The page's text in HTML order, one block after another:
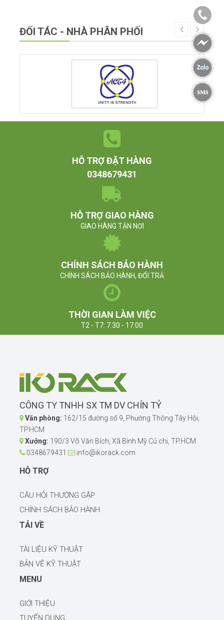
ĐỐI TÁC - NHÀ PHÂN PHỐI
HỖ TRỢ ĐẶT HÀNG
0348679431
HỖ TRỢ GIAO HÀNG
GIAO HÀNG TẬN NƠI
CHÍNH SÁCH BẢO HÀNH
CHÍNH SÁCH BẢO HÀNH, ĐỔI TRẢ
THỜI GIAN LÀM VIỆC
T2 - T7: 7.30 - 17.00
CÔNG TY TNHH SX TM DV CHÍN TỶ
Văn phòng: 162/15 đường số 9, Phường Thông Tây Hội,
TP.HCM
Xưởng: 190/3 Võ Văn Bích, Xã Bình Mỹ Củ chi, TP.HCM
0348679431
info@ikorack.com
HỖ TRỢ
CÂU HỎI THƯỜNG GẶP
CHÍNH SÁCH BẢO HÀNH
TẢI VỀ
TÀI LIỆU KỸ THUẬT
BẢN VẼ KỸ THUẬT
MENU
GIỚI THIỆU
TUYỂN DỤNG